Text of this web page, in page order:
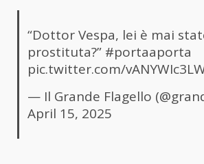
“Dottor Vespa, lei è mai
prostituta?” #portaaporta
pic.twitter.com/
— Il Grande Flagello
April 15, 2025